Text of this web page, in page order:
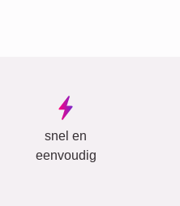
snel en
eenvoudig